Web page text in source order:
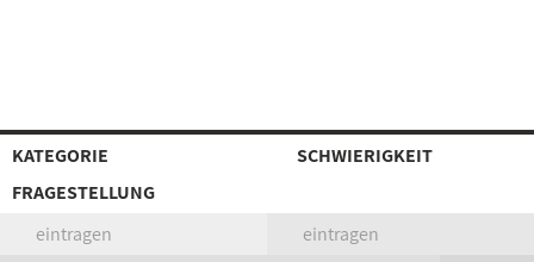
KATEGORIE
SCHWIERIGKEIT
FRAGESTELLUNG
eintragen
eintragen